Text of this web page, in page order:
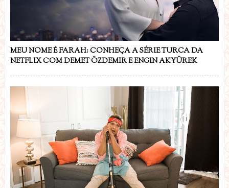
MEU NOME É FARAH: CONHEÇA A SÉRIE TURCA DA
NETFLIX COM DEMET ÖZDEMIR E ENGIN AKYÜREK